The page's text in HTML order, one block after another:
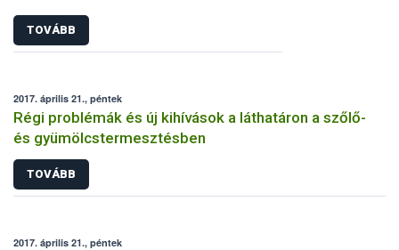
TOVÁBB
2017. április 21., péntek
Régi problémák és új kihívások a láthatáron a szőlő-
és gyümölcstermesztésben
TOVÁBB
2017. április 21., péntek